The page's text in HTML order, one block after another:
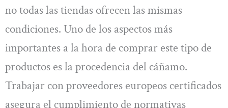
no todas las tiendas ofrecen las mismas
condiciones. Uno de los aspectos más
importantes a la hora de comprar este tipo de
productos es la procedencia del cáñamo.
Trabajar con proveedores europeos certificados
asegura el cumplimiento de normativas